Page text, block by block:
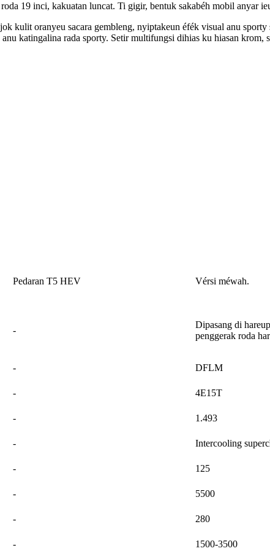
19 inci, kakuatan luncat. Ti gigir, bentuk sakabéh mobil anyar
kulit oranyeu sacara gembleng, nyiptakeun éfék visual anu
katingalina rada sporty. Setir multifungsi dihias ku hiasan
Pedaran T5 HEV Vérsi méwah.
-
Dipasang di
penggerak roda
- DFLM
- 4E15T
- 1.493
- Intercooling
- 125
- 5500
- 280
- 1500-3500